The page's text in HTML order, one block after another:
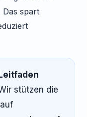
Das spart
stützen die